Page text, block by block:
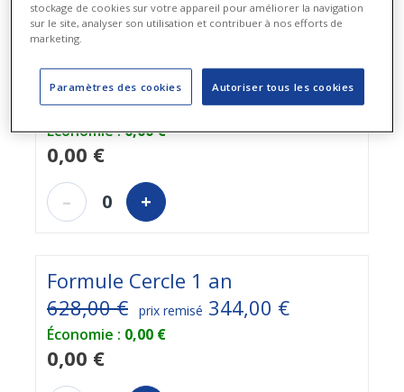
Contremarque à échanger contre un abonnement
Formule Access 1 an
524,00 €
prix remisé299,00 €
Économie :0,00 €
0,00 €
– 0 +
Formule Cercle 1 an
628,00 €
prix remisé 344,00 €
Économie : 0,00 €
0,00 €
stockage de cookies sur votre appareil pour améliorer la navigation
sur le site, analyser son utilisation et contribuer à nos efforts de
marketing.
Autoriser tous les cookies
Paramètres des cookies